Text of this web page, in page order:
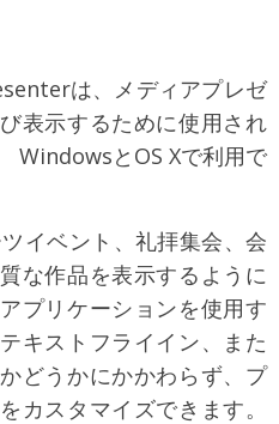
は、メディアプレゼ
表示するために使用され
WindowsとOS Xで利用で
イベント、礼拝集会、会
な作品を表示するように
プリケーションを使用す
キストフライイン、また
どうかにかかわらず、プ
カスタマイズできます。